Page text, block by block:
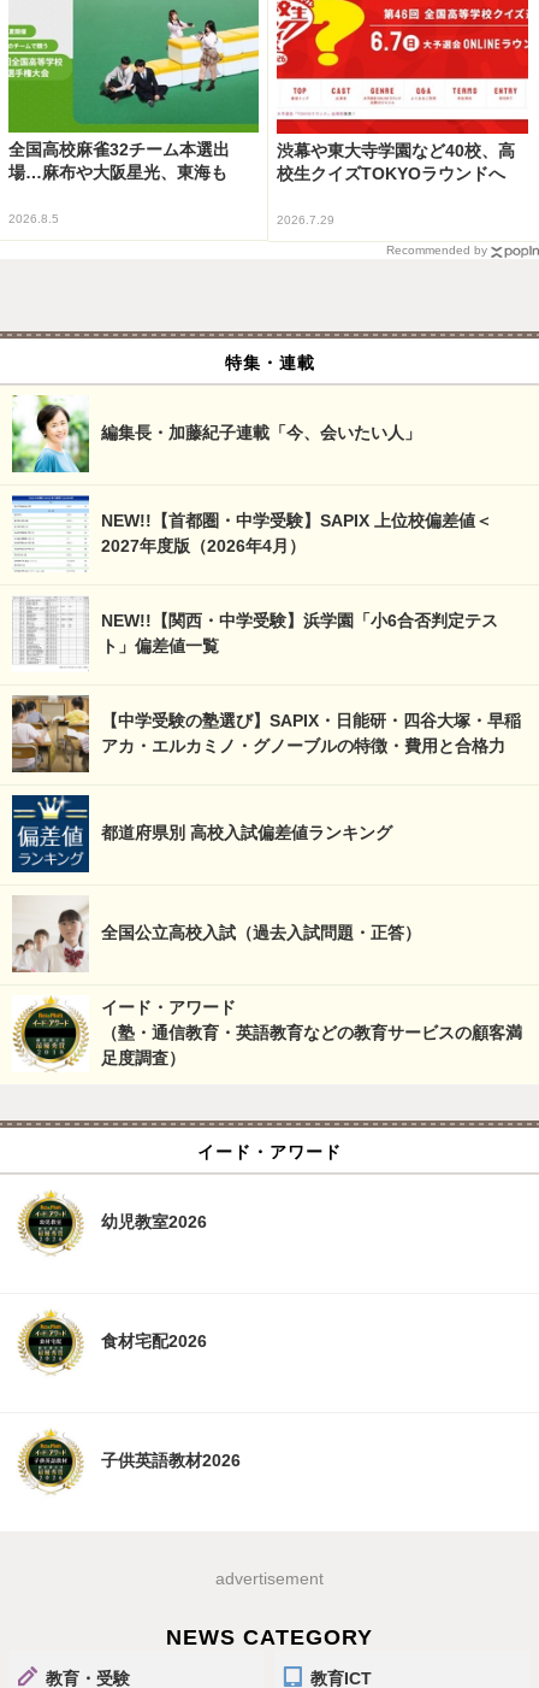
全国高校麻雀32チーム本選出
場…麻布や大阪星光、東海も
2026.8.5
渋幕や東大寺学園など40校、高
校生クイズTOKYOラウンドへ
2026.7.29
Recommended by
特集・連載
編集長・加藤紀子連載「今、会いたい人」
NEW!!【首都圏・中学受験】SAPIX 上位校偏差値＜
2027年度版（2026年4月）
NEW!!【関西・中学受験】浜学園「小6合否判定テス
ト」偏差値一覧
【中学受験の塾選び】SAPIX・日能研・四谷大塚・早稲
アカ・エルカミノ・グノーブルの特徴・費用と合格力
都道府県別 高校入試偏差値ランキング
全国公立高校入試（過去入試問題・正答）
イード・アワード
（塾・通信教育・英語教育などの教育サービスの顧客満
足度調査）
イード・アワード
幼児教室2026
食材宅配2026
子供英語教材2026
advertisement
NEWS CATEGORY
教育・受験 教育ICT